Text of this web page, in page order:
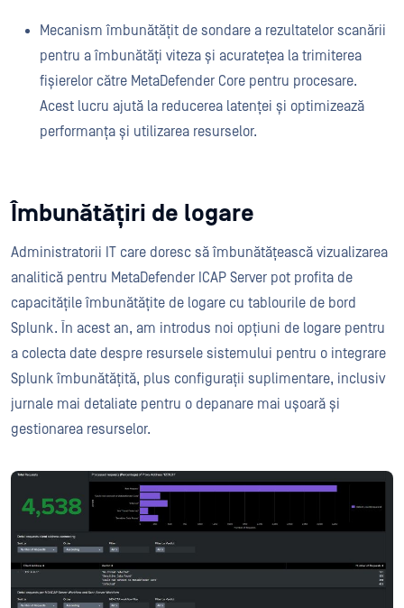
Mecanism îmbunătățit de sondare a rezultatelor scanării
pentru a îmbunătăți viteza și acuratețea la trimiterea
fișierelor către MetaDefender Core pentru procesare.
Acest lucru ajută la reducerea latenței și optimizează
performanța și utilizarea resurselor.
Îmbunătățiri de logare
Administratorii IT care doresc să îmbunătățească vizualizarea
analitică pentru MetaDefender ICAP Server pot profita de
capacitățile îmbunătățite de logare cu tablourile de bord
Splunk. În acest an, am introdus noi opțiuni de logare pentru
a colecta date despre resursele sistemului pentru o integrare
Splunk îmbunătățită, plus configurații suplimentare, inclusiv
jurnale mai detaliate pentru o depanare mai ușoară și
gestionarea resurselor.